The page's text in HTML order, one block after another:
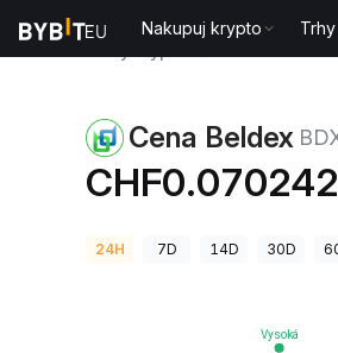
Nakupuj krypto Trhy
Cena Beldex
CHF0.070242
24H 7D 14D 30D